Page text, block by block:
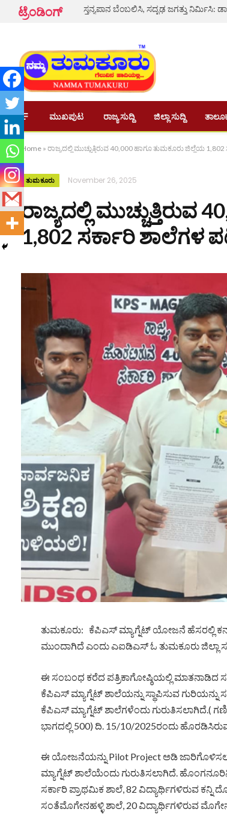
ಟ್ರೆಂಡಿಂಗ್ ಸ್ತನ್ಯಪಾನ ಬೆಂಬಲಿಸಿ, ಸದೃಢ ಜಗತ್ತು ನಿರ್ಮಿಸಿ:
ಮುಖಪುಟ ರಾಜ್ಯ ಸುದ್ದಿ ಜಿಲ್ಲಾ ಸುದ್ದಿ
Home » ರಾಜ್ಯದಲ್ಲಿ ಮುಚ್ಚುತ್ತಿರುವ 40,000 ಹಾಗೂ ತುಮಕೂರು ಜಿಲ್ಲೆಯ
ತುಮಕೂರು November 26, 2025
ರಾಜ್ಯದಲ್ಲಿ
1,802 ಸರ್ಕಾರಿ ಶಾಲೆಗಳ
ತುಮಕೂರು: ಕೆಪಿಎಸ್ ಮ್ಯಾಗ್ನೆಟ್ ಯೋಜನೆ ಹೆಸರಲ್ಲಿ
ಮುಂದಾಗಿದೆ ಎಂದು ಎಐಡಿಎಸ್ ಓ ತುಮಕೂರು
ಈ ಸಂಬಂಧ ಕರೆದ ಪತ್ರಿಕಾಗೋಷ್ಠಿಯಲ್ಲಿ ಮಾತನಾಡಿದ
ಕೆಪಿಎಸ್ ಮ್ಯಾಗ್ನೆಟ್ ಶಾಲೆಯನ್ನು ಸ್ಥಾಪಿಸುವ ಗುರಿಯನ್ನು
ಕೆಪಿಎಸ್ ಮ್ಯಾಗ್ನೆಟ್ ಶಾಲೆಗಳೆಂದು ಗುರುತಿಸಲಾಗಿದೆ.(
ಭಾಗದಲ್ಲಿ 500) ದಿ. 15/10/2025ರಂದು
ಈ ಯೋಜನೆಯನ್ನು Pilot Project ಅಡಿ
ಮ್ಯಾಗ್ನೆಟ್ ಶಾಲೆಯೆಂದು ಗುರುತಿಸಲಾಗಿದೆ.
ಸರ್ಕಾರಿ ಪ್ರಾಥಮಿಕ ಶಾಲೆ, 82 ವಿದ್ಯಾರ್ಥಿಗಳಿರುವ ಕನ್ನಿ
ಸಂತೆಮೊಗೇನಹಳ್ಳಿ ಶಾಲೆ, 20 ವಿದ್ಯಾರ್ಥಿಗಳಿರುವ